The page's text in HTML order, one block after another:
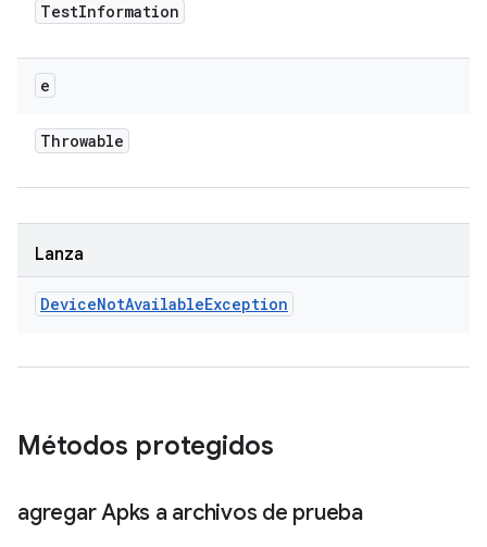
TestInformation
e
Throwable
Lanza
DeviceNotAvailableException
Métodos protegidos
agregar Apks a archivos de prueba